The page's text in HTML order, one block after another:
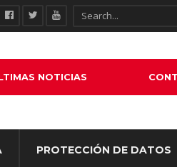
PROTECCIÓN DE DATOS
NOTICIAS